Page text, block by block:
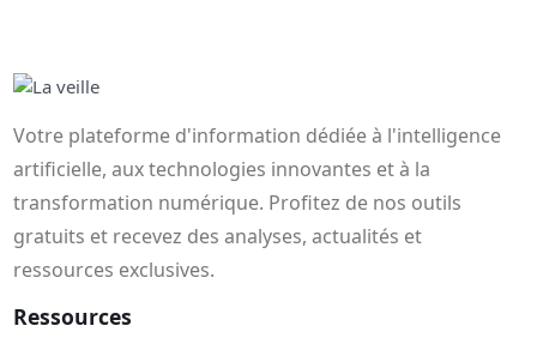
Votre plateforme d'information dédiée à l'intelligence
artificielle, aux technologies innovantes et à la
transformation numérique. Profitez de nos outils
gratuits et recevez des analyses, actualités et
ressources exclusives.
Ressources